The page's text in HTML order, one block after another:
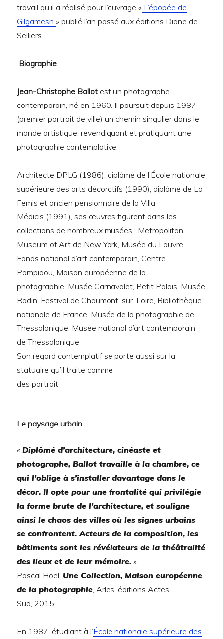
travail qu’il a réalisé pour l’ouvrage « L’épopée de
Gilgamesh» publié l’an passé aux éditions Diane de
Selliers.
Biographie
Jean-Christophe Ballot est un photographe
contemporain, né en 1960. Il poursuit depuis 1987
(premier portrait de ville) un chemin singulier dans le
monde artistique, revendiquant et pratiquant une
photographie contemplative.
Architecte DPLG (1986), diplômé de l’École nationale
supérieure des arts décoratifs (1990), diplômé de La
Femis et ancien pensionnaire de la Villa
Médicis (1991), ses œuvres figurent dans les
collections de nombreux musées : Metropolitan
Museum of Art de New York, Musée du Louvre,
Fonds national d’art contemporain, Centre
Pompidou, Maison européenne de la
photographie, Musée Carnavalet, Petit Palais, Musée
Rodin, Festival de Chaumont-sur-Loire, Bibliothèque
nationale de France, Musée de la photographie de
Thessalonique, Musée national d’art contemporain
de Thessalonique
Son regard contemplatif se porte aussi sur la
statuaire qu’il traite comme
des portrait
Le paysage urbain
«Diplômé d’architecture, cinéaste et
photographe, Ballot travaille à la chambre, ce
qui l’oblige à s’installer davantage dans le
décor. Il opte pour une frontalité qui privilégie
la forme brute de l’architecture, et souligne
ainsi le chaos des villes où les signes urbains
se confrontent. Acteurs de la composition, les
bâtiments sont les révélateurs de la théâtralité
des lieux et de leur mémoire. »
Pascal Hoël, Une Collection, Maison européenne
de la photographie , Arles, éditions Actes
Sud, 2015
En 1987, étudiant à l’École nationale supérieure des